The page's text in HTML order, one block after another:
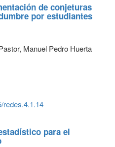
de conjeturas
por estudiantes
Manuel Pedro Huerta
redes.4.1.14
para el